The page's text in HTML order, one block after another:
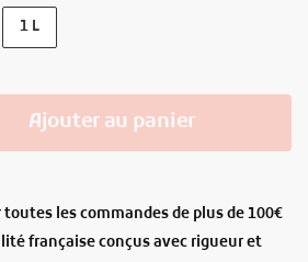
1 L
Ajouter au panier
les commandes de plus de 100€
française conçus avec rigueur et